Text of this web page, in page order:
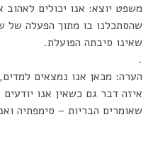
משפט יוצא: אנו יכולים
שהסתכלנו בו מתוך הפעלה
שאינו סיבתה הפועלת.
.
הערה: מכאן אנו נמצאים
איזה דבר גם כשאין אנו
שאומרים הבריות – סימפתיה